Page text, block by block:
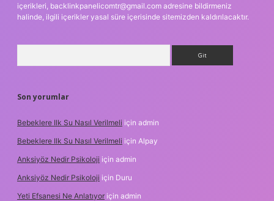
içerikleri, backlinkpanelicomtr@gmail.com adresine bildirmeniz
halinde, ilgili içerikler yasal süre içerisinde sitemizden kaldırılacaktır.
Son yorumlar
Bebeklere Ilk Su Nasıl Verilmeli için admin
Bebeklere Ilk Su Nasıl Verilmeli için Alpay
Anksiyöz Nedir Psikoloji için admin
Anksiyöz Nedir Psikoloji için Duru
Yeti Efsanesi Ne Anlatıyor için admin